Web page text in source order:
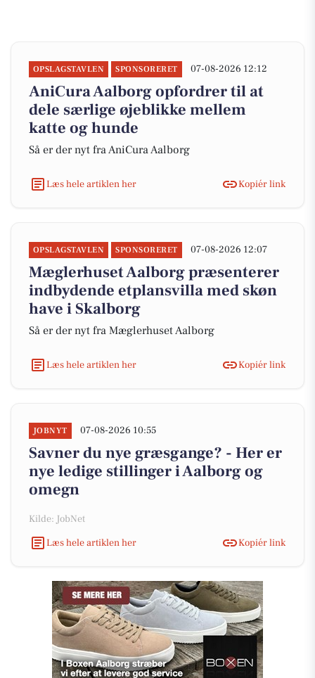
OPSLAGSTAVLEN SPONSORERET 07-08-2026 12:12
AniCura Aalborg opfordrer til at
dele særlige øjeblikke mellem
katte og hunde
Så er der nyt fra AniCura Aalborg
Læs hele artiklen her Kopiér link
OPSLAGSTAVLEN SPONSORERET 07-08-2026 12:07
Mæglerhuset Aalborg præsenterer
indbydende etplansvilla med skøn
have i Skalborg
Så er der nyt fra Mæglerhuset Aalborg
Læs hele artiklen her Kopiér link
JOBNYT 07-08-2026 10:55
Savner du nye græsgange? - Her er
nye ledige stillinger i Aalborg og
omegn
Kilde: JobNet
Læs hele artiklen her
Kopiér link